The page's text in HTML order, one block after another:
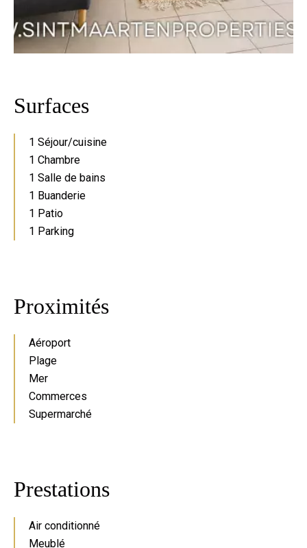
Surfaces
1 Séjour/cuisine
1 Chambre
1 Salle de bains
1 Buanderie
1 Patio
1 Parking
Proximités
Aéroport
Plage
Mer
Commerces
Supermarché
Prestations
Air conditionné
Meublé